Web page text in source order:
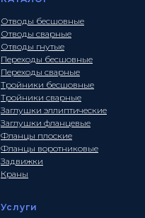
Отводы бесшовные
Отводы сварные
Отводы гнутые
Переходы бесшовные
Переходы сварные
Тройники бесшовные
Тройники сварные
Заглушки эллиптические
Заглушки фланцевые
Фланцы плоские
Фланцы воротниковые
Задвижки
Краны
Услуги